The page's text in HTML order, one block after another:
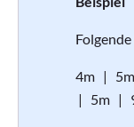
4m |
| 5m |